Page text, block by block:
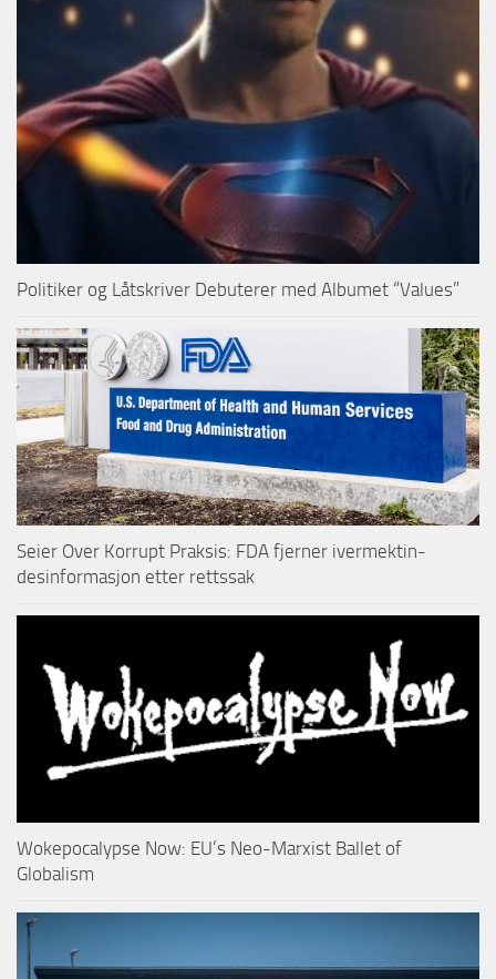
Politiker og Låtskriver Debuterer med Albumet “Values”
Seier Over Korrupt Praksis: FDA fjerner ivermektin-
desinformasjon etter rettssak
Wokepocalypse Now: EU’s Neo-Marxist Ballet of
Globalism